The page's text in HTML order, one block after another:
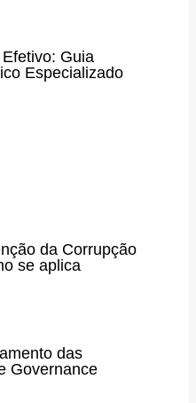
Guia
Especializado
da Corrupção
se aplica
das
Governance